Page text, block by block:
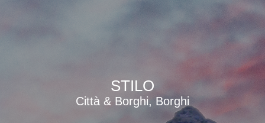
STILO
Città & Borghi, Borghi